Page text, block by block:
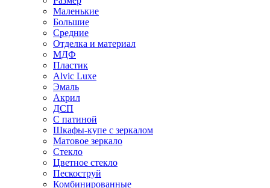
Маленькие
Большие
Средние
Отделка и материал
МДФ
Пластик
Alvic Luxe
Эмаль
Акрил
ДСП
С патиной
Шкафы-купе с зеркалом
Матовое зеркало
Стекло
Цветное стекло
Пескоструй
Комбинированные